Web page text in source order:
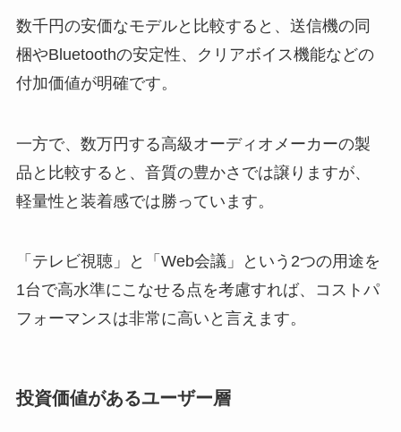
数千円の安価なモデルと比較すると、送信機の同
梱やBluetoothの安定性、クリアボイス機能などの
付加価値が明確です。
一方で、数万円する高級オーディオメーカーの製
品と比較すると、音質の豊かさでは譲りますが、
軽量性と装着感では勝っています。
「テレビ視聴」と「Web会議」という2つの用途を
1台で高水準にこなせる点を考慮すれば、コストパ
フォーマンスは非常に高いと言えます。
投資価値があるユーザー層